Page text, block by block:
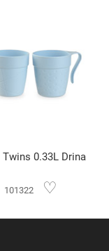
0.33L Drina
101322 ♡